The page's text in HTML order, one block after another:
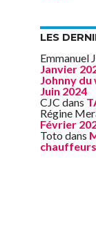
LES
Emmanuel
Janvier
Johnny du
Juin 2024
CJC dans
Régine
Février
Toto dans
chauffeurs